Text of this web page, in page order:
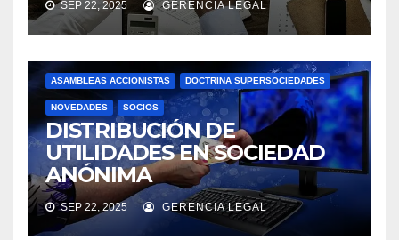
SEP 22, 2025 GERENCIA LEGAL
ASAMBLEAS ACCIONISTAS DOCTRINA SUPERSOCIEDADES
NOVEDADES SOCIOS
DISTRIBUCIÓN DE
UTILIDADES EN SOCIEDAD
ANÓNIMA
SEP 22, 2025 GERENCIA LEGAL